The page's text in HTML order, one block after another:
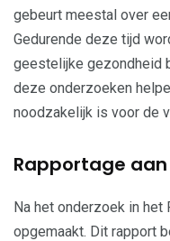
gebeurt meestal over
Gedurende deze tijd
geestelijke gezondheid
deze onderzoeken
noodzakelijk is voor de
Rapportage
Na het onderzoek in het
opgemaakt. Dit rapport